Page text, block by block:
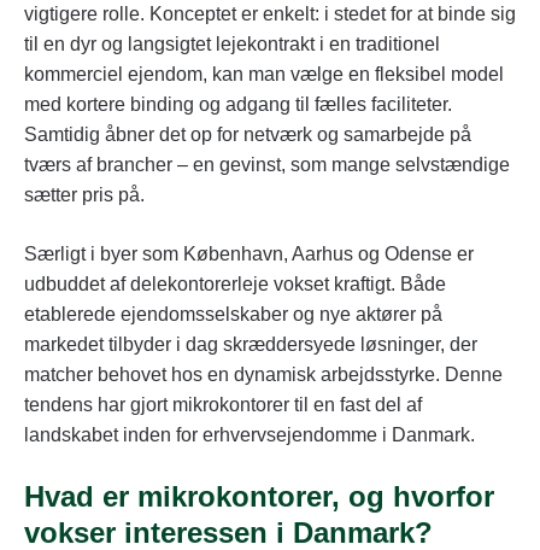
vigtigere rolle. Konceptet er enkelt: i stedet for at binde sig
til en dyr og langsigtet lejekontrakt i en traditionel
kommerciel ejendom, kan man vælge en fleksibel model
med kortere binding og adgang til fælles faciliteter.
Samtidig åbner det op for netværk og samarbejde på
tværs af brancher – en gevinst, som mange selvstændige
sætter pris på.
Særligt i byer som København, Aarhus og Odense er
udbuddet af delekontorerleje vokset kraftigt. Både
etablerede ejendomsselskaber og nye aktører på
markedet tilbyder i dag skræddersyede løsninger, der
matcher behovet hos en dynamisk arbejdsstyrke. Denne
tendens har gjort mikrokontorer til en fast del af
landskabet inden for erhvervsejendomme i Danmark.
Hvad er mikrokontorer, og hvorfor
vokser interessen i Danmark?